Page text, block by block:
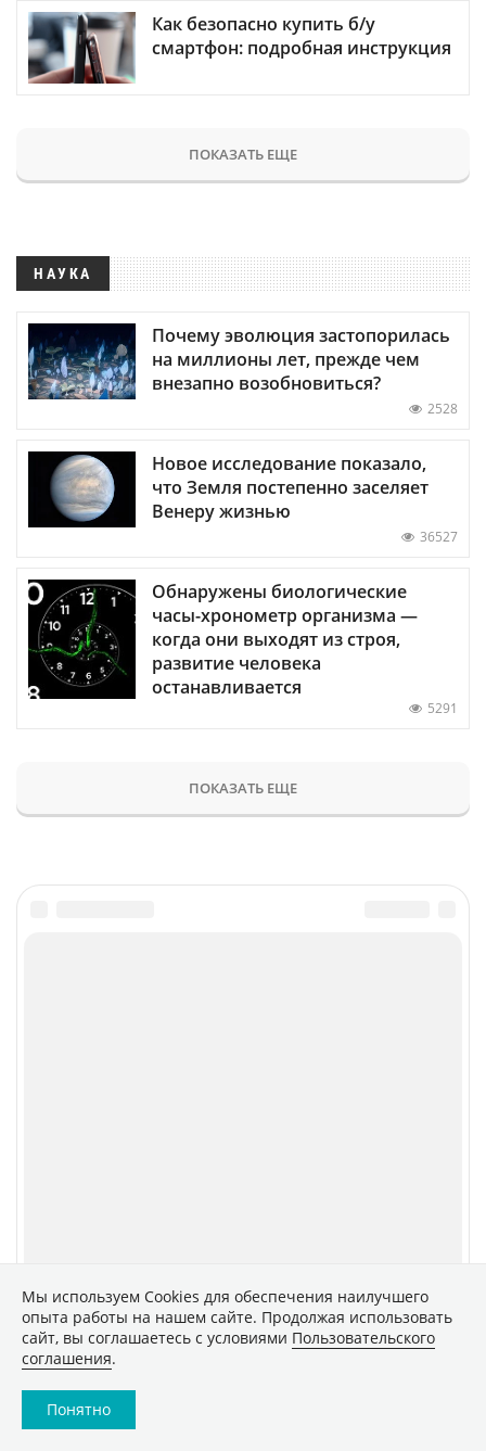
Как безопасно купить б/у
смартфон: подробная инструкция
ПОКАЗАТЬ ЕЩЕ
НАУКА
Почему эволюция застопорилась
на миллионы лет, прежде чем
внезапно возобновиться?
2528
Новое исследование показало,
что Земля постепенно заселяет
Венеру жизнью
36527
Обнаружены биологические
часы-хронометр организма —
когда они выходят из строя,
развитие человека
останавливается
5291
ПОКАЗАТЬ ЕЩЕ
Реклама
Вакансии
Контакты
VK
VK Видео
Мы используем Сookies для обеспечения наилучшего
опыта работы на нашем сайте. Продолжая использовать
сайт, вы соглашаетесь с условиями Пользовательского
соглашения.
Понятно